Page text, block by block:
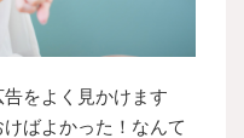
をよく見かけます
ばよかった！なんて